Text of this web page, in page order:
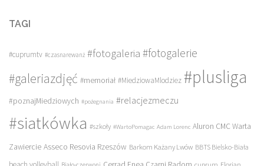
TAGI
#cuprumtv #czasnarewanż #fotogaleria #fotogalerie
#galeriazdjęć #memoriał #MiedziowaMlodziez #plusliga
#poznajMiedziowych #pożegnania #relacjezmeczu
#siatkówka #szkoły #WartoPomagac Adam Lorenc Aluron CMC Warta
Zawiercie Asseco Resovia Rzeszów Barkom Każany Lwów BBTS Bielsko-Biała